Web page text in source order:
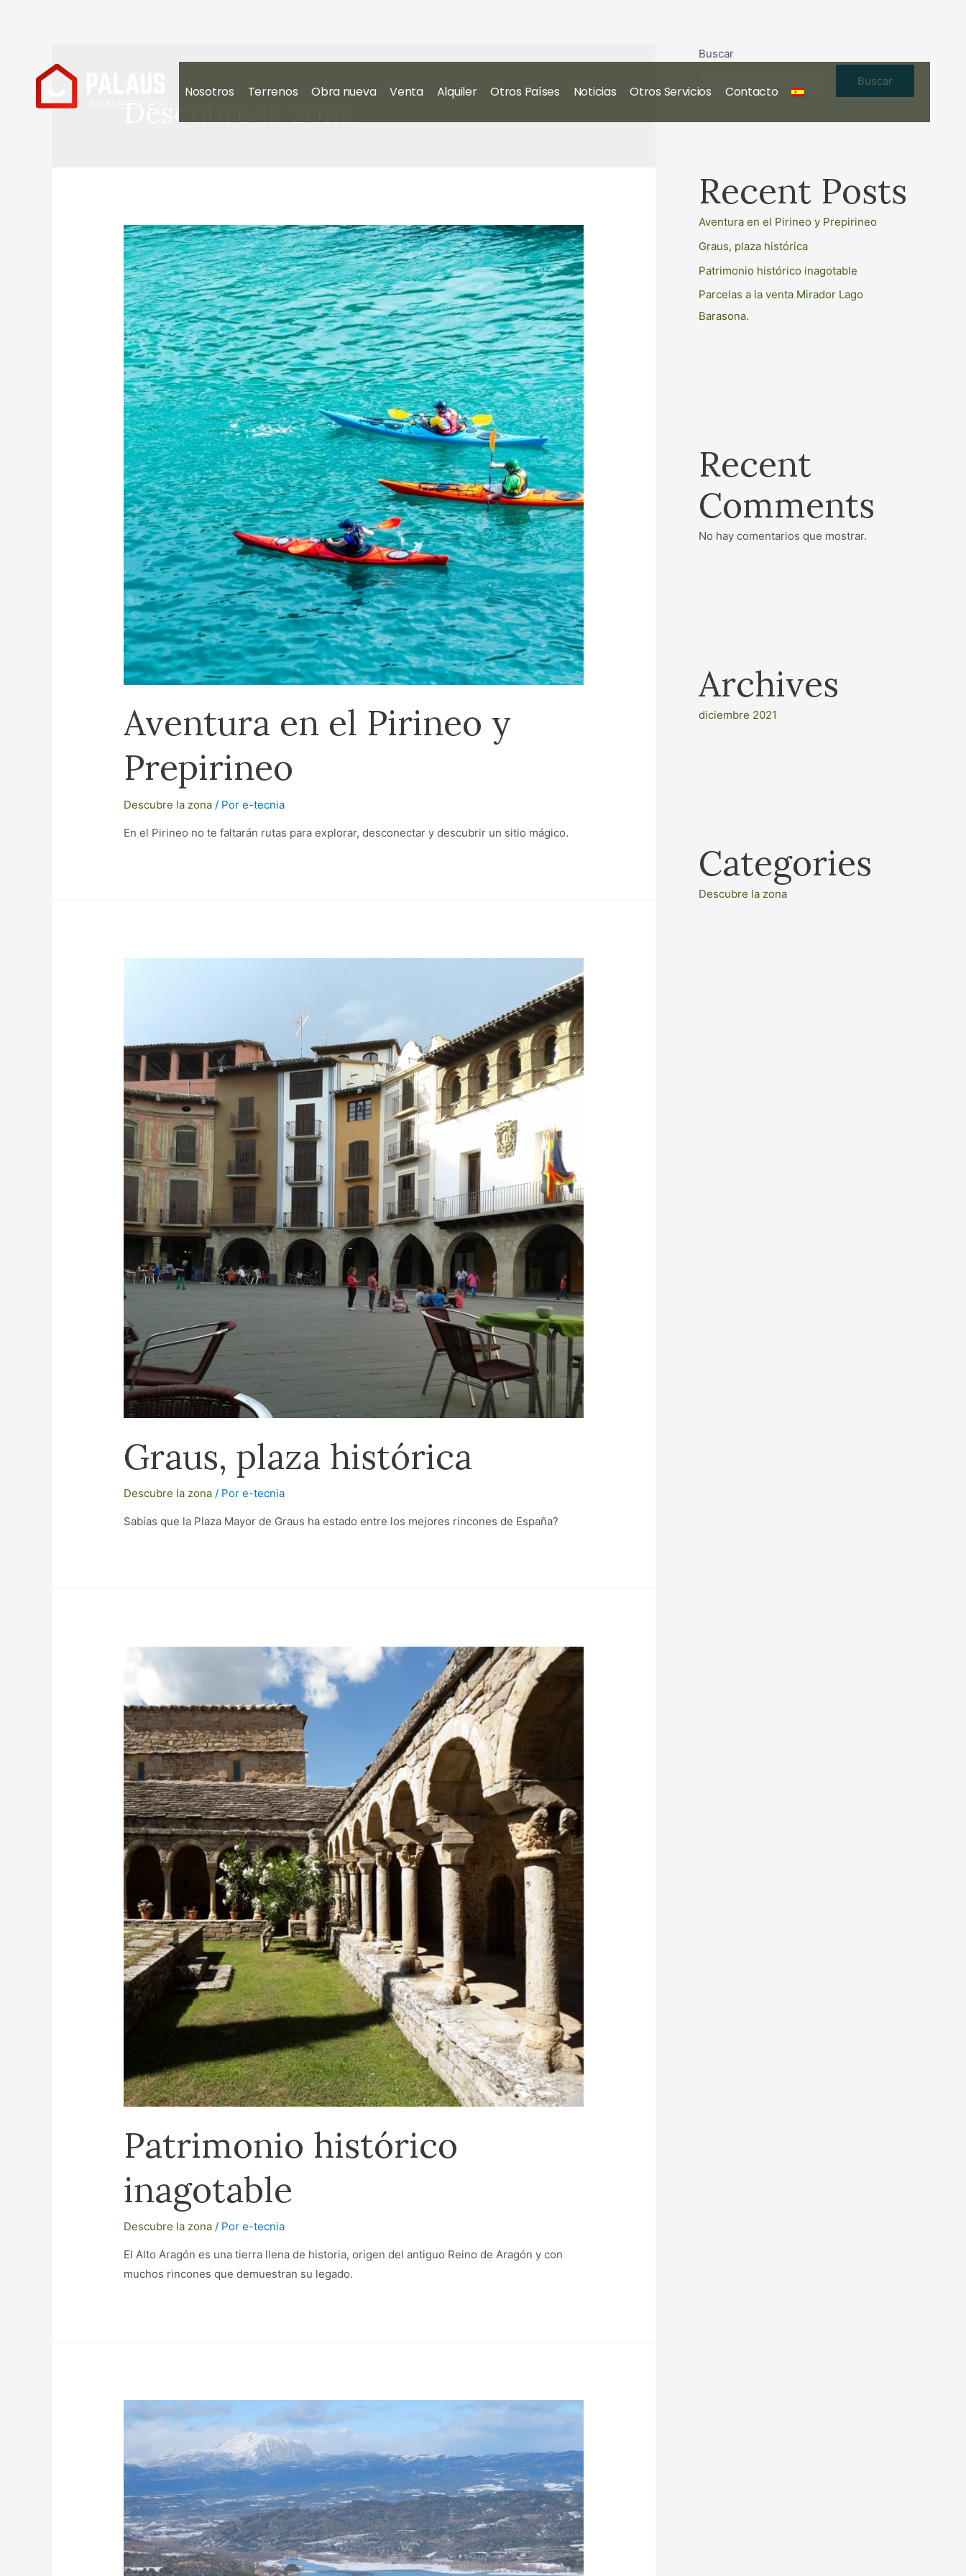
Nosotros Terrenos Obra nueva Venta Alquiler Otros Países Noticias Otros Servicios Contacto
Descubre la zona
Aventura en el Pirineo y
Prepirineo
Descubre la zona / Pore-tecnia
En el Pirineo no te faltarán rutas para explorar, desconectar y descubrir un sitio mágico.
Graus, plaza histórica
Descubre la zona / Pore-tecnia
Sabías que la Plaza Mayor de Graus ha estado entre los mejores rincones de España?
Patrimonio histórico
inagotable
Descubre la zona / Pore-tecnia
El Alto Aragón es una tierra llena de historia, origen del antiguo Reino de Aragón y con
muchos rincones que demuestran su legado.
Buscar
Buscar
Recent Posts
Aventura en el Pirineo y Prepirineo
Graus, plaza histórica
Patrimonio histórico inagotable
Parcelas a la venta Mirador Lago
Barasona.
Recent
Comments
No hay comentarios que mostrar.
Archives
diciembre 2021
Categories
Descubre la zona